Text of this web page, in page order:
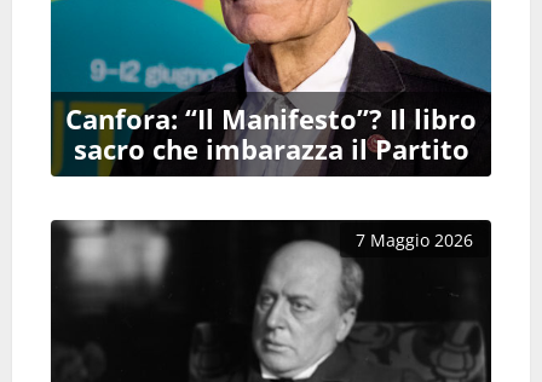
Canfora: “Il Manifesto”? Il libro
sacro che imbarazza il Partito
7 Maggio 2026